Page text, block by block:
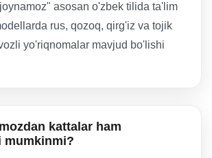
asosan o'zbek tilida ta'lim
rus, qozoq, qirg'iz va tojik
yo'riqnomalar mavjud bo'lishi
kattalar ham
mumkinmi?